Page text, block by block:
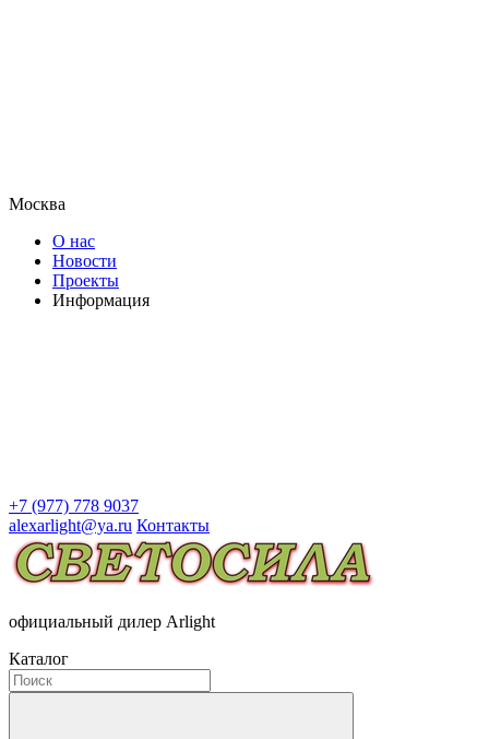
Москва
О нас
Новости
Проекты
Информация
+7 (977) 778 9037
alexarlight@ya.ru Контакты
официальный дилер Arlight
Каталог